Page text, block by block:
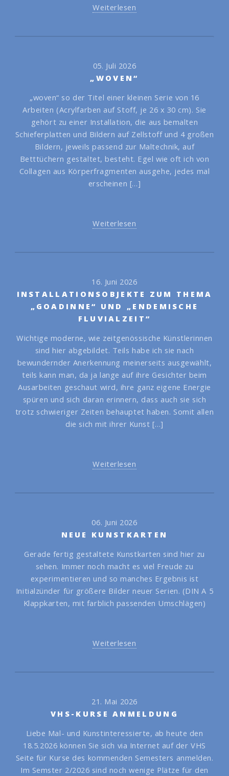
Weiterlesen
05. Juli 2026
„WOVEN“
„woven“ so der Titel einer kleinen Serie von 16
Arbeiten (Acrylfarben auf Stoff, je 26 x 30 cm). Sie
gehört zu einer Installation, die aus bemalten
Schieferplatten und Bildern auf Zellstoff und 4 großen
Bildern, jeweils passend zur Maltechnik, auf
Betttüchern gestaltet, besteht. Egel wie oft ich von
Collagen aus Körperfragmenten ausgehe, jedes mal
erscheinen […]
Weiterlesen
16. Juni 2026
INSTALLATIONSOBJEKTE ZUM THEMA
„GOADINNE“ UND „ENDEMISCHE
FLUVIALZEIT“
Wichtige moderne, wie zeitgenössische Künstlerinnen
sind hier abgebildet. Teils habe ich sie nach
bewundernder Anerkennung meinerseits ausgewählt,
teils kann man, da ja lange auf ihre Gesichter beim
Ausarbeiten geschaut wird, ihre ganz eigene Energie
spüren und sich daran erinnern, dass auch sie sich
trotz schwieriger Zeiten behauptet haben. Somit allen
die sich mit ihrer Kunst […]
Weiterlesen
06. Juni 2026
NEUE KUNSTKARTEN
Gerade fertig gestaltete Kunstkarten sind hier zu
sehen. Immer noch macht es viel Freude zu
experimentieren und so manches Ergebnis ist
Initialzünder für größere Bilder neuer Serien. (DIN A 5
Klappkarten, mit farblich passenden Umschlägen)
Weiterlesen
21. Mai 2026
VHS-KURSE ANMELDUNG
Liebe Mal- und Kunstinteressierte, ab heute den
18.5.2026 können Sie sich via Internet auf der VHS
Seite für Kurse des kommenden Semesters anmelden.
Im Semster 2/2026 sind noch wenige Plätze für den